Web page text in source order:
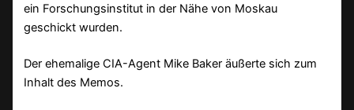
ein Forschungsinstitut in der Nähe von Moskau
geschickt wurden.
Der ehemalige CIA-Agent Mike Baker äußerte sich zum
Inhalt des Memos.